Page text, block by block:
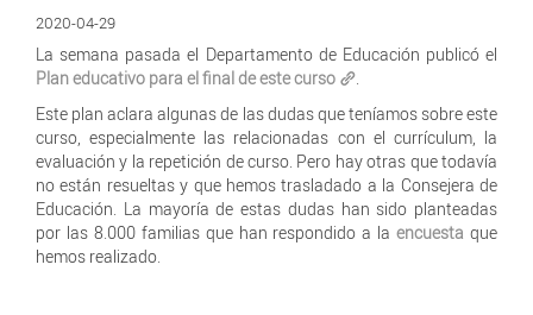
2020-04-29
La semana pasada el Departamento de Educación publicó el
Plan educativo para el final de este curso
.
Este plan aclara algunas de las dudas que teníamos sobre este
curso, especialmente las relacionadas con el currículum, la
evaluación y la repetición de curso. Pero hay otras que todavía
no están resueltas y que hemos trasladado a la Consejera de
Educación. La mayoría de estas dudas han sido planteadas
por las 8.000 familias que han respondido a la encuesta que
hemos realizado.